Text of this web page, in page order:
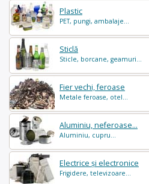
Plastic
PET, pungi, ambalaje...
Sticlă
Sticle, borcane, geamuri...
Fier vechi, feroase
Metale feroase, otel...
Aluminiu, neferoase...
Aluminiu, cupru...
Electrice și electronice
Frigidere, televizoare...